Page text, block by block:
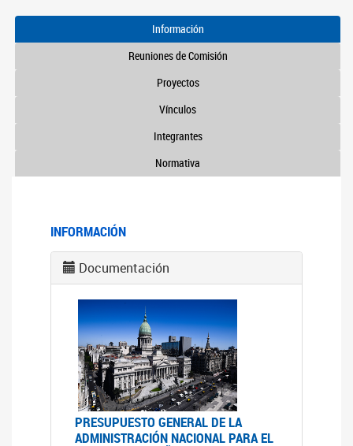
Información
Reuniones de Comisión
Proyectos
Vínculos
Integrantes
Normativa
INFORMACIÓN
Documentación
PRESUPUESTO GENERAL DE LA
ADMINISTRACIÓN NACIONAL PARA EL